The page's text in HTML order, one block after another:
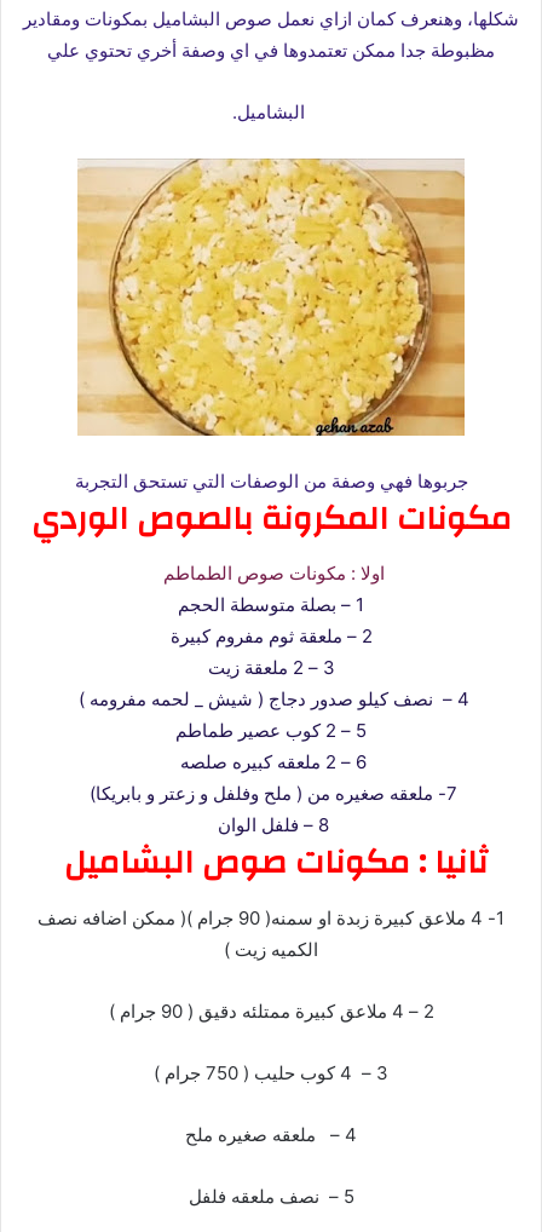
شكلها، وهنعرف كمان ازاي نعمل صوص البشاميل بمكونات ومقادير
مظبوطة جدا ممكن تعتمدوها في اي وصفة أخري تحتوي علي
البشاميل.
جربوها فهي وصفة من الوصفات التي تستحق التجربة
مكونات المكرونة بالصوص الوردي
اولا : مكونات صوص الطماطم
1 – بصلة متوسطة الحجم
2 – ملعقة ثوم مفروم كبيرة
3 – 2 ملعقة زيت
4 – نصف كيلو صدور دجاج ( شيش _ لحمه مفرومه )
5 – 2 كوب عصير طماطم
6 – 2 ملعقه كبيره صلصه
7- ملعقه صغيره من ( ملح وفلفل و زعتر و بابريكا)
8 – فلفل الوان
ثانيا : مكونات صوص البشاميل
1- 4 ملاعق كبيرة زبدة او سمنه( 90 جرام )( ممكن اضافه نصف
الكميه زيت )
2 – 4 ملاعق كبيرة ممتلئه دقيق ( 90 جرام )
3 – 4 كوب حليب ( 750 جرام )
4 – ملعقه صغيره ملح
5 – نصف ملعقه فلفل